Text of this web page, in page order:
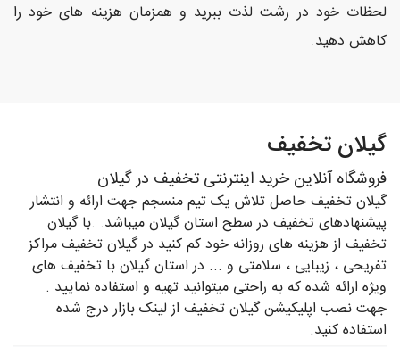
لحظات خود در رشت لذت ببرید و همزمان هزینه های خود را
کاهش دهید.
گیلان تخفیف
فروشگاه آنلاین خرید اینترنتی تخفیف در گیلان
گیلان تخفیف حاصل تلاش یک تیم منسجم جهت ارائه و انتشار
پیشنهادهای تخفیف در سطح استان گیلان میباشد. .با گیلان
تخفیف از هزینه های روزانه خود کم کنید در گیلان تخفیف مراکز
تفریحی ، زیبایی ، سلامتی و ... در استان گیلان با تخفیف های
ویژه ارائه شده که به راحتی میتوانید تهیه و استفاده نمایید .
جهت نصب اپلیکیشن گیلان تخفیف از لینک بازار درج شده
استفاده کنید.